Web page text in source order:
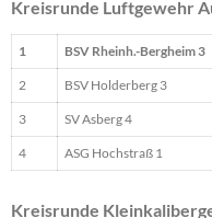
Kreisrunde Luftgewehr
1 BSV Rheinh.-Bergheim 3
2 BSV Holderberg 3
3 SV Asberg 4
4 ASG Hochstraß 1
Kreisrunde